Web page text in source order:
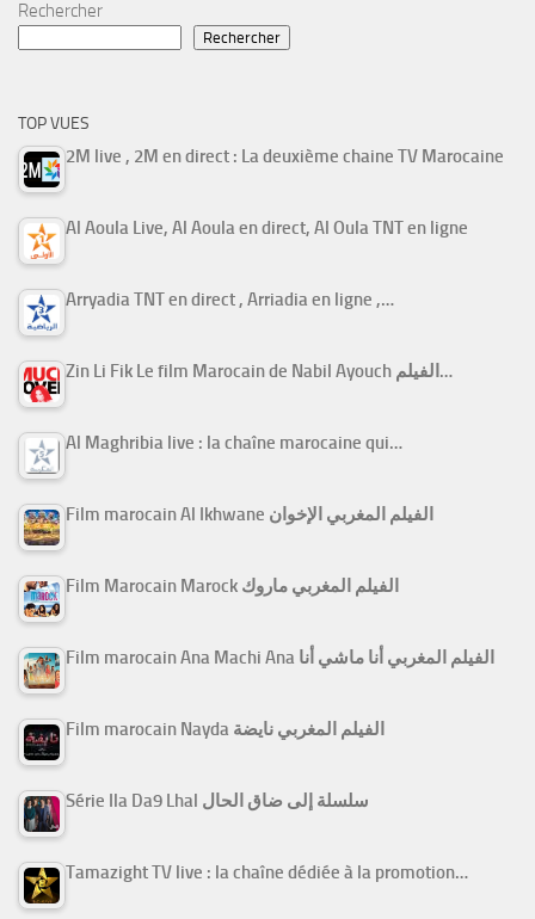
Rechercher
Rechercher
TOP VUES
2M live , 2M en direct : La deuxième chaine TV Marocaine
Al Aoula Live, Al Aoula en direct, Al Oula TNT en ligne
Arryadia TNT en direct , Arriadia en ligne ,…
Zin Li Fik Le film Marocain de Nabil Ayouch الفيلم…
Al Maghribia live : la chaîne marocaine qui…
Film marocain Al Ikhwane الفيلم المغربي الإخوان
Film Marocain Marock الفيلم المغربي ماروك
Film marocain Ana Machi Ana الفيلم المغربي أنا ماشي أنا
Film marocain Nayda الفيلم المغربي نايضة
Série Ila Da9 Lhal سلسلة إلى ضاق الحال
Tamazight TV live : la chaîne dédiée à la promotion…